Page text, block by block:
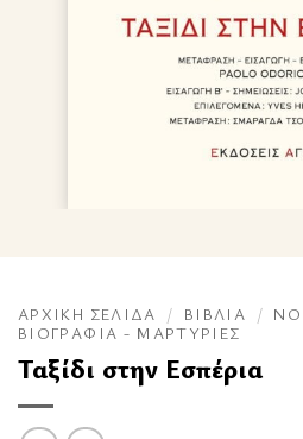
ΑΡΧΙΚΉ ΣΕΛΊΔΑ / ΒΙΒΛΊΑ /
ΒΙΟΓΡΑΦΊΑ - ΜΑΡΤΥΡΊΕΣ
Ταξίδι στην Εσπέρια